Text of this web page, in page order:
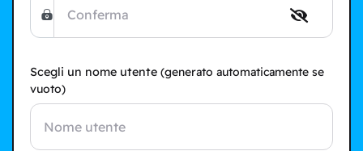
Scegli un nome utente (generato automaticamente se
vuoto)